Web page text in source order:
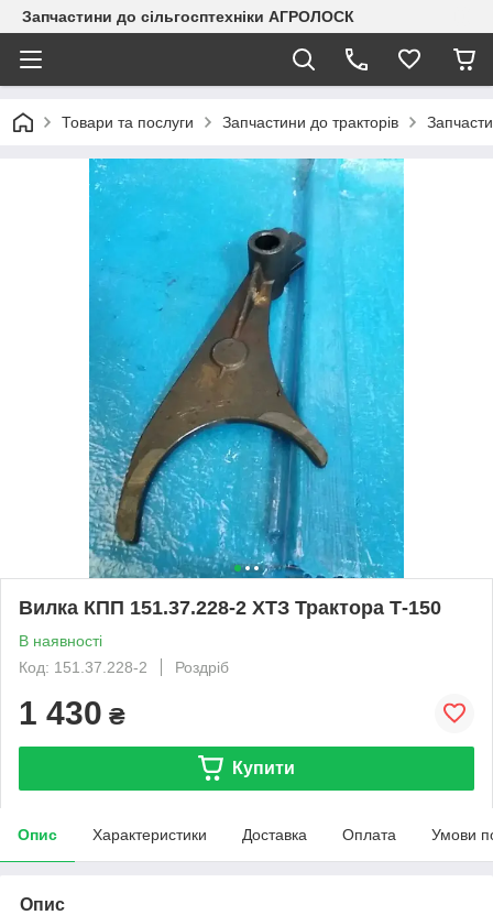
Запчастини до сільгосптехніки АГРОЛОСК
Товари та послуги Запчастини до тракторів
Вилка КПП 151.37.228-2 ХТЗ Трактора Т-150
В наявності
Код: 151.37.228-2
Роздріб
1 430 ₴
Купити
Опис Характеристики Доставка Оплата Умови
Опис